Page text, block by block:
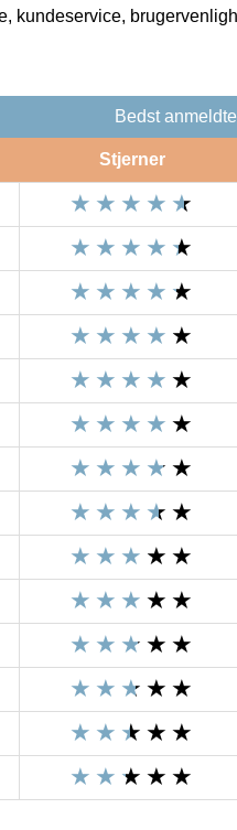
kundeservice,
Bedst
Stjerner